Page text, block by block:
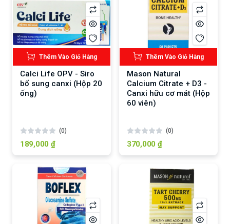
Thêm Vào Giỏ Hàng
Calci Life OPV - Siro
bổ sung canxi (Hộp 20
ống)
(0)
189,000 ₫
Thêm Vào Giỏ Hàng
Mason Natural
Calcium Citrate + D3 -
Canxi hữu cơ mát (Hộp
60 viên)
(0)
370,000 ₫